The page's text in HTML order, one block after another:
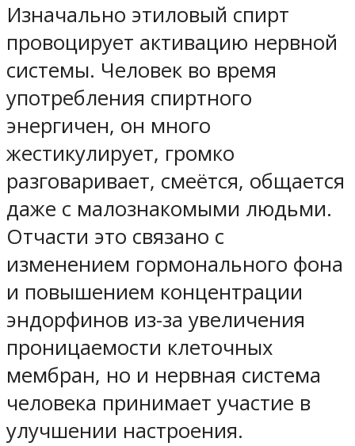
Изначально этиловый спирт
провоцирует активацию нервной
системы. Человек во время
употребления спиртного
энергичен, он много
жестикулирует, громко
разговаривает, смеётся, общается
даже с малознакомыми людьми.
Отчасти это связано с
изменением гормонального фона
и повышением концентрации
эндорфинов из-за увеличения
проницаемости клеточных
мембран, но и нервная система
человека принимает участие в
улучшении настроения.